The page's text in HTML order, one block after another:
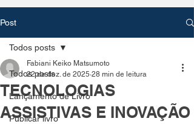
Post
Todos posts
Lançamento de Livro
Publicar livro
Todos posts
TECNOLOGIAS
ASSISTIVAS E INOVAÇÃO
Fabiani Keiko Matsumoto
22 de dez. de 2025 28 min de leitura